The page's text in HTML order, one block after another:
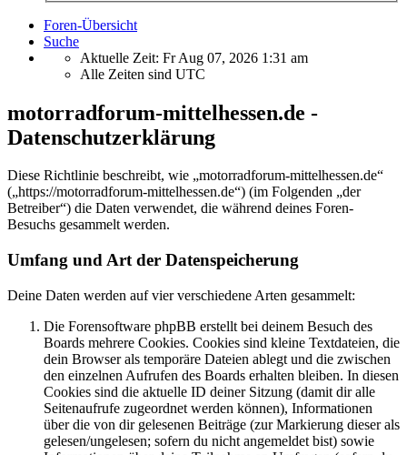
Foren-Übersicht
Suche
Aktuelle Zeit: Fr Aug 07, 2026 1:31 am
Alle Zeiten sind UTC
motorradforum-mittelhessen.de -
Datenschutzerklärung
Diese Richtlinie beschreibt, wie „motorradforum-mittelhessen.de“
(„https://motorradforum-mittelhessen.de“) (im Folgenden „der
Betreiber“) die Daten verwendet, die während deines Foren-
Besuchs gesammelt werden.
Umfang und Art der Datenspeicherung
Deine Daten werden auf vier verschiedene Arten gesammelt:
Die Forensoftware phpBB erstellt bei deinem Besuch des
Boards mehrere Cookies. Cookies sind kleine Textdateien, die
dein Browser als temporäre Dateien ablegt und die zwischen
den einzelnen Aufrufen des Boards erhalten bleiben. In diesen
Cookies sind die aktuelle ID deiner Sitzung (damit dir alle
Seitenaufrufe zugeordnet werden können), Informationen
über die von dir gelesenen Beiträge (zur Markierung dieser als
gelesen/ungelesen; sofern du nicht angemeldet bist) sowie